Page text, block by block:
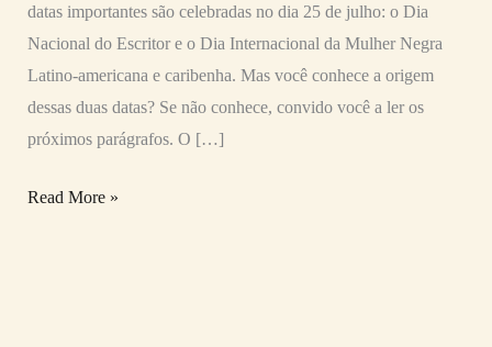
datas importantes são celebradas no dia 25 de julho: o Dia
Nacional do Escritor e o Dia Internacional da Mulher Negra
Latino-americana e caribenha. Mas você conhece a origem
dessas duas datas? Se não conhece, convido você a ler os
próximos parágrafos. O […]
Read More »